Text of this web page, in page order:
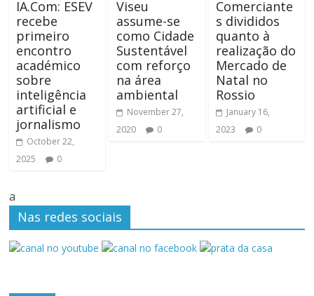
IA.Com: ESEV
recebe
primeiro
encontro
académico
sobre
inteligência
artificial e
jornalismo
October 22,
2025
0
Viseu
assume-se
como Cidade
Sustentável
com reforço
na área
ambiental
November 27,
2020
0
Comerciante
s divididos
quanto à
realização do
Mercado de
Natal no
Rossio
January 16,
2023
0
a
Nas redes sociais